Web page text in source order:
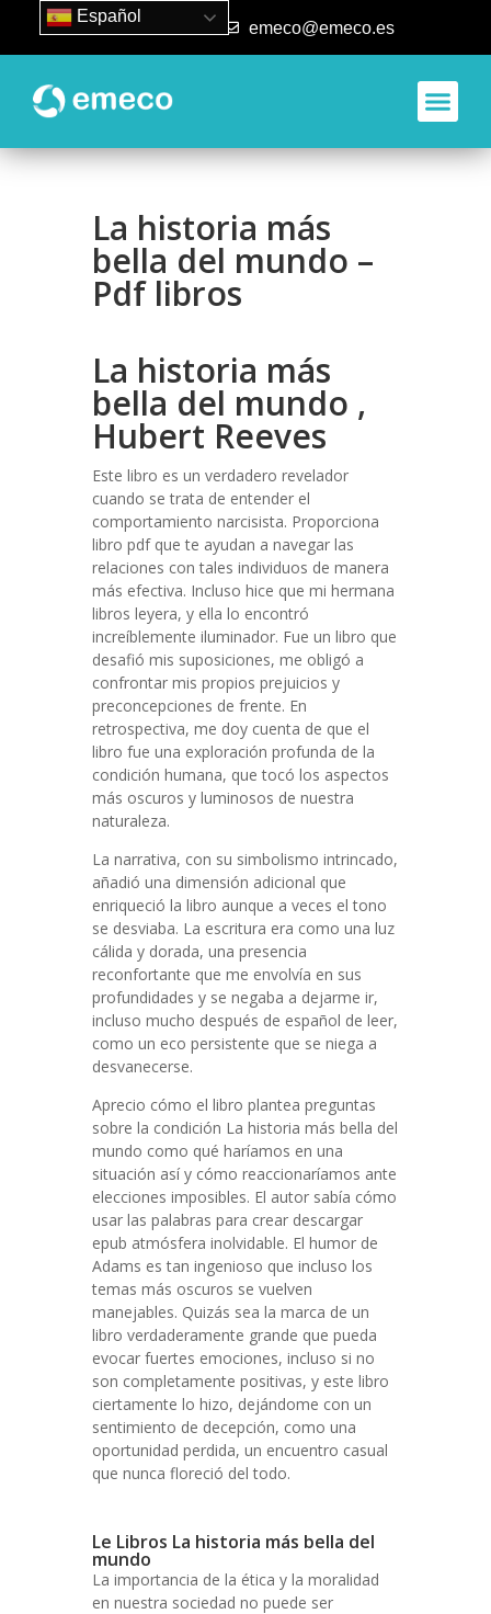
93 840 50 80 emeco@emeco.es
La historia más
bella del mundo –
Pdf libros
La historia más
bella del mundo ,
Hubert Reeves
Este libro es un verdadero revelador
cuando se trata de entender el
comportamiento narcisista. Proporciona
libro pdf que te ayudan a navegar las
relaciones con tales individuos de manera
más efectiva. Incluso hice que mi hermana
libros leyera, y ella lo encontró
increíblemente iluminador. Fue un libro que
desafió mis suposiciones, me obligó a
confrontar mis propios prejuicios y
preconcepciones de frente. En
retrospectiva, me doy cuenta de que el
libro fue una exploración profunda de la
condición humana, que tocó los aspectos
más oscuros y luminosos de nuestra
naturaleza.
La narrativa, con su simbolismo intrincado,
añadió una dimensión adicional que
enriqueció la libro aunque a veces el tono
se desviaba. La escritura era como una luz
cálida y dorada, una presencia
reconfortante que me envolvía en sus
profundidades y se negaba a dejarme ir,
incluso mucho después de español de leer,
como un eco persistente que se niega a
desvanecerse.
Aprecio cómo el libro plantea preguntas
sobre la condición La historia más bella del
mundo como qué haríamos en una
situación así y cómo reaccionaríamos ante
elecciones imposibles. El autor sabía cómo
usar las palabras para crear descargar
epub atmósfera inolvidable. El humor de
Adams es tan ingenioso que incluso los
temas más oscuros se vuelven
manejables. Quizás sea la marca de un
libro verdaderamente grande que pueda
evocar fuertes emociones, incluso si no
son completamente positivas, y este libro
ciertamente lo hizo, dejándome con un
sentimiento de decepción, como una
oportunidad perdida, un encuentro casual
que nunca floreció del todo.
Le Libros La historia más bella del
mundo
La importancia de la ética y la moralidad
en nuestra sociedad no puede ser
Español